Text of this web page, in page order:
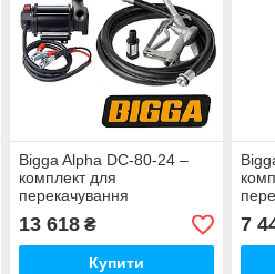
Bigga Alpha DC-80-24 –
комплект для
перекачування
Живлення 24В. 80л/хв.
Автоматичний
13 618₴
Купити
7